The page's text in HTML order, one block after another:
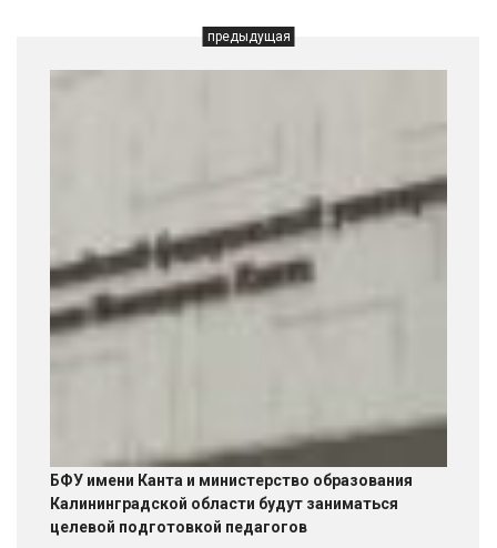
предыдущая
БФУ имени Канта и министерство образования
Калининградской области будут заниматься
целевой подготовкой педагогов